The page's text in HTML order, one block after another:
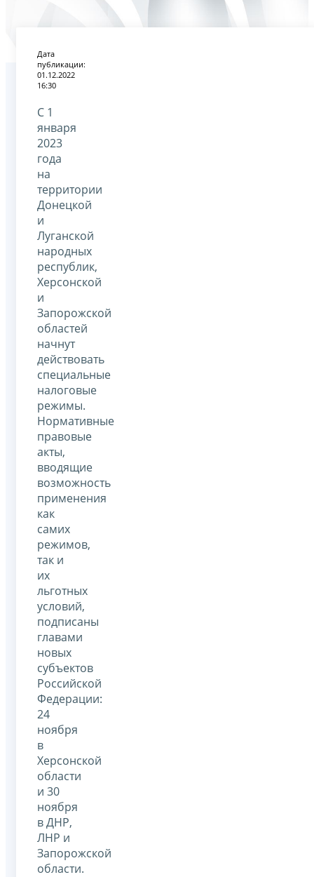
Дата
публикации:
01.12.2022
16:30
С 1
января
2023
года
на
территории
Донецкой
и
Луганской
народных
республик,
Херсонской
и
Запорожской
областей
начнут
действовать
специальные
налоговые
режимы.
Нормативные
правовые
акты,
вводящие
возможность
применения
как
самих
режимов,
так и
их
льготных
условий,
подписаны
главами
новых
субъектов
Российской
Федерации:
24
ноября
в
Херсонской
области
и 30
ноября
в ДНР,
ЛНР и
Запорожской
области.